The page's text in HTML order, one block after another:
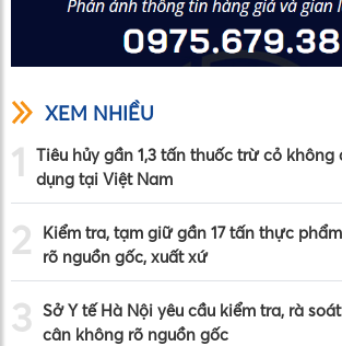
XEM NHIỀU
1
Tiêu hủy gần 1,3 tấn thuốc trừ cỏ
dụng tại Việt Nam
2
Kiểm tra, tạm giữ gần 17 tấn thực
rõ nguồn gốc, xuất xứ
3 Sở Y tế Hà Nội yêu cầu kiểm tra, rà
cân không rõ nguồn gốc